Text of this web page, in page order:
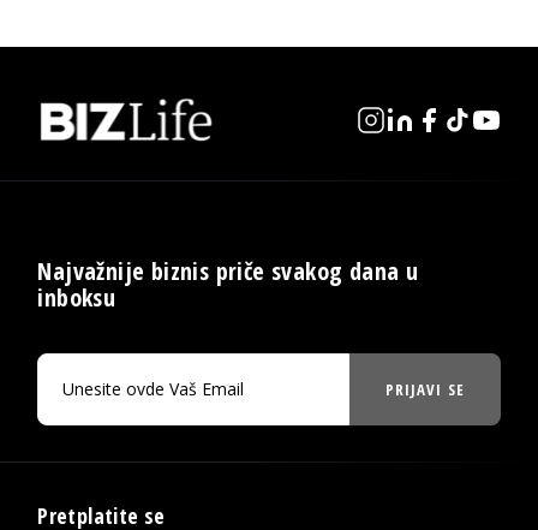
Najvažnije biznis priče svakog dana u
inboksu
PRIJAVI SE
Pretplatite se